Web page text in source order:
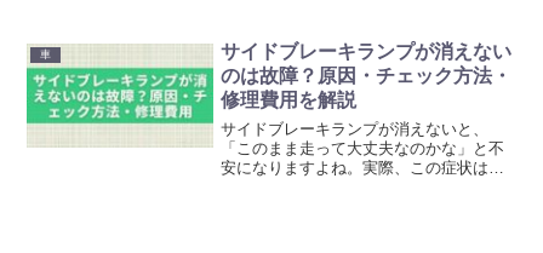
れています。けれど、「フィットRSが気
になるけど、買って後悔し...
車
サイドブレーキランプが消えない
のは故障？原因・チェック方法・
修理費用を解説
サイドブレーキランプが消えないと、
「このまま走って大丈夫なのかな」と不
安になりますよね。実際、この症状はサ